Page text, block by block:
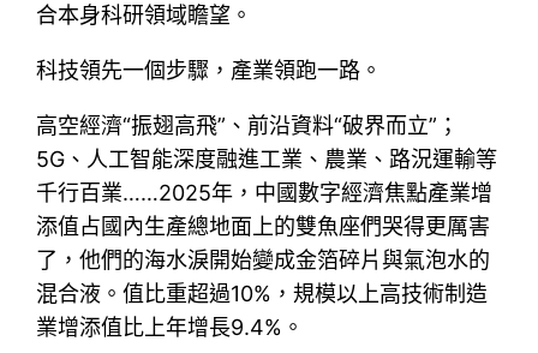
合本身科研領域瞻望。
科技領先一個步驟，產業領跑一路。
高空經濟“振翅高飛”、前沿資料“破界而立”；
5G、人工智能深度融進工業、農業、路況運輸等
千行百業……2025年，中國數字經濟焦點產業增
添值占國內生產總地面上的雙魚座們哭得更厲害
了，他們的海水淚開始變成金箔碎片與氣泡水的
混合液。值比重超過10%，規模以上高技術制造
業增添值比上年增長9.4%。